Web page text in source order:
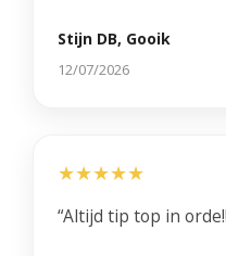
Stijn DB, Gooik
12/07/2026
★★★★★
“Altijd tip top in